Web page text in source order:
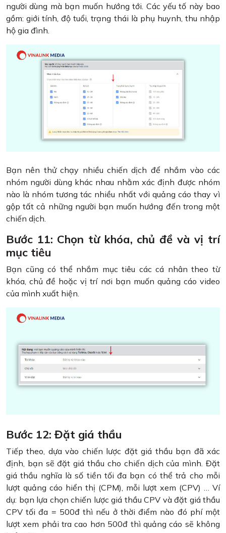
người dùng mà bạn muốn hướng tới. Các yếu tố này bao
gồm: giới tính, độ tuổi, trạng thái là phụ huynh, thu nhập
hộ gia đình.
Bạn nên thử chạy nhiều chiến dịch để nhắm vào các
nhóm người dùng khác nhau nhằm xác định được nhóm
nào là nhóm tương tác nhiều nhất với quảng cáo thay vì
gộp tất cả những người bạn muốn hướng đến trong một
chiến dịch.
Bước 11: Chọn từ khóa, chủ đề và vị trí
mục tiêu
Bạn cũng có thể nhắm mục tiêu các cá nhân theo từ
khóa, chủ đề hoặc vị trí nơi bạn muốn quảng cáo video
của mình xuất hiện.
Bước 12: Đặt giá thầu
Tiếp theo, dựa vào chiến lược đặt giá thầu bạn đã xác
định, bạn sẽ đặt giá thầu cho chiến dịch của mình. Đặt
giá thầu nghĩa là số tiền tối đa bạn có thể trả cho mỗi
lượt quảng cáo hiển thị (CPM), mỗi lượt xem (CPV) … Ví
dụ: bạn lựa chọn chiến lược giá thầu CPV và đặt giá thầu
CPV tối đa = 500đ thì nếu ở thời điểm nào đó phí một
lượt xem phải tra cao hơn 500đ thì quảng cáo sẽ không